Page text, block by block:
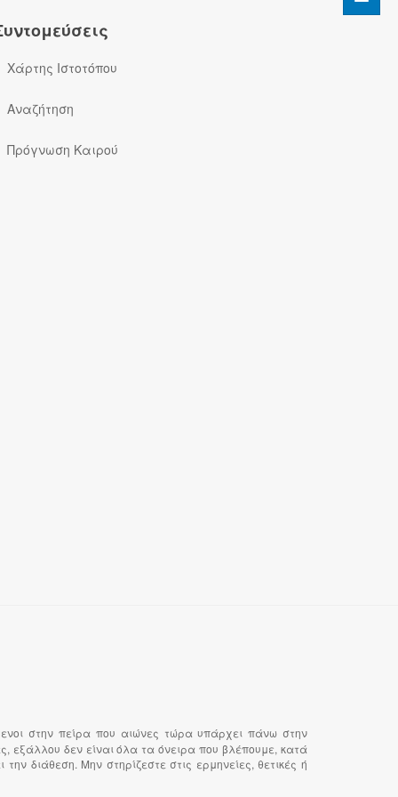
Χάρτης Ιστοτόπου
Αναζήτηση
Πρόγνωση Καιρού
στην πείρα που αιώνες τώρα υπάρχει πάνω στην
εξάλλου δεν είναι όλα τα όνειρα που βλέπουμε, κατά
διάθεση. Μην στηρίζεστε στις ερμηνείες, θετικές ή